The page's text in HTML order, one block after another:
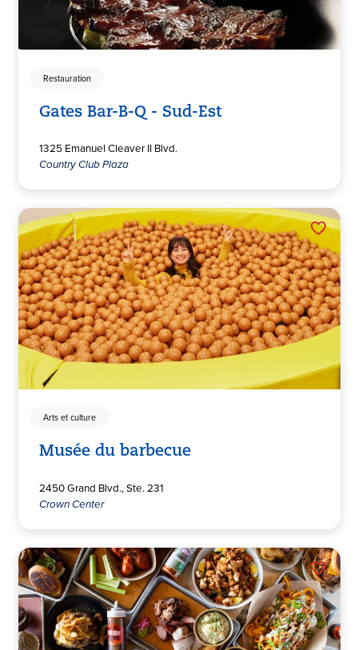
Restauration
Gates Bar-B-Q - Sud-Est
1325 Emanuel Cleaver II Blvd.
Country Club Plaza
Arts et culture
Musée du barbecue
2450 Grand Blvd., Ste. 231
Crown Center